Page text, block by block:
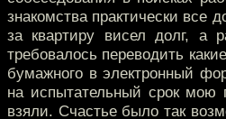
знакомства практически все
за квартиру висел долг, а
требовалось переводить
бумажного в электронный
на испытательный срок мою
взяли. Счастье было так